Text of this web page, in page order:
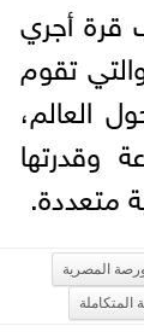
قرة أجري
تقوم
25 دولة حول العالم،
وقدرتها
متعددة.
المصرية
المتكاملة